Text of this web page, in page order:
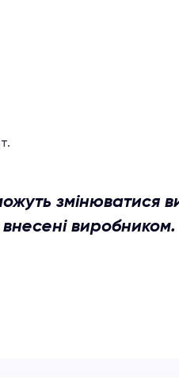
виробником.